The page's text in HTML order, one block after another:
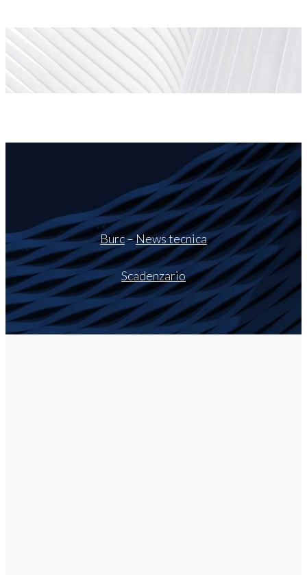
Burc–News tecnica
Scadenzario